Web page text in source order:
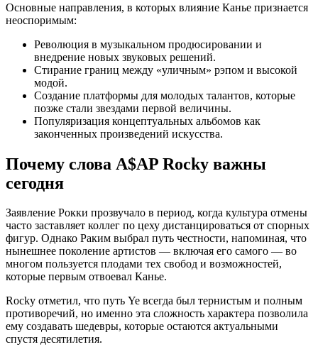
Основные направления, в которых влияние Канье признается
неоспоримым:
Революция в музыкальном продюсировании и
внедрение новых звуковых решений.
Стирание границ между «уличным» рэпом и высокой
модой.
Создание платформы для молодых талантов, которые
позже стали звездами первой величины.
Популяризация концептуальных альбомов как
законченных произведений искусства.
Почему слова A$AP Rocky важны
сегодня
Заявление Рокки прозвучало в период, когда культура отмены
часто заставляет коллег по цеху дистанцироваться от спорных
фигур. Однако Раким выбрал путь честности, напоминая, что
нынешнее поколение артистов — включая его самого — во
многом пользуется плодами тех свобод и возможностей,
которые первым отвоевал Канье.
Rocky отметил, что путь Ye всегда был тернистым и полным
противоречий, но именно эта сложность характера позволила
ему создавать шедевры, которые остаются актуальными
спустя десятилетия.